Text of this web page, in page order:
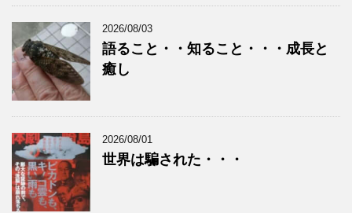
2026/08/03
語ること・・知ること・・・成長と
癒し
2026/08/01
世界は騙された・・・